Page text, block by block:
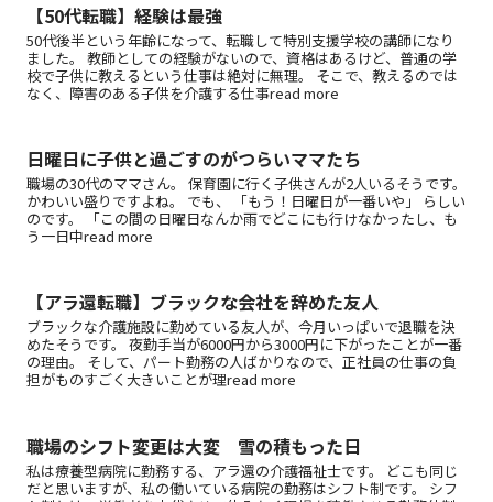
【50代転職】経験は最強
50代後半という年齢になって、転職して特別支援学校の講師になり
ました。 教師としての経験がないので、資格はあるけど、普通の学
校で子供に教えるという仕事は絶対に無理。 そこで、教えるのでは
なく、障害のある子供を介護する仕事read more
日曜日に子供と過ごすのがつらいママたち
職場の30代のママさん。 保育園に行く子供さんが2人いるそうです。
かわいい盛りですよね。 でも、 「もう！日曜日が一番いや」 らしい
のです。 「この間の日曜日なんか雨でどこにも行けなかったし、も
う一日中read more
【アラ還転職】ブラックな会社を辞めた友人
ブラックな介護施設に勤めている友人が、今月いっぱいで退職を決
めたそうです。 夜勤手当が6000円から3000円に下がったことが一番
の理由。 そして、パート勤務の人ばかりなので、正社員の仕事の負
担がものすごく大きいことが理read more
職場のシフト変更は大変 雪の積もった日
私は療養型病院に勤務する、アラ還の介護福祉士です。 どこも同じ
だと思いますが、私の働いている病院の勤務はシフト制です。 シフ